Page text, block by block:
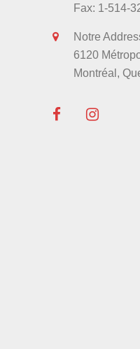
Fax: 1-514-
Notre
6120
Montréal,